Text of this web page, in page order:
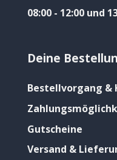
08:00 - 12:00 und
Deine
Bestellvorgang &
Gutscheine
Versand &